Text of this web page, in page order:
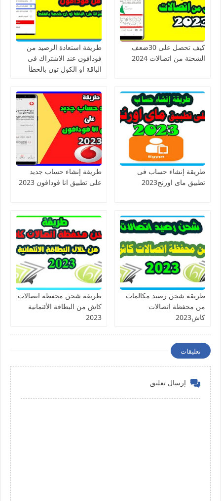
كيف تحصل على 30ضعف
الشحنة من اتصالات 2024
طريقة استعادة الرصيد من
فودافون عند الاشتراك فى
الباقة او الكول تون بالخطأ
طريقة إنشاء حساب فى
تطبيق ماى اورنج2023
طريقة إنشاء حساب جديد
على تطبيق انا فودافون 2023
طريقة شحن رصيد مكالمات
من محفظة اتصالات
كاش2023
طريقة شحن محفظة اتصالات
كاش من البطاقة الأئتمانية
2023
تعليقات
إرسال تعليق